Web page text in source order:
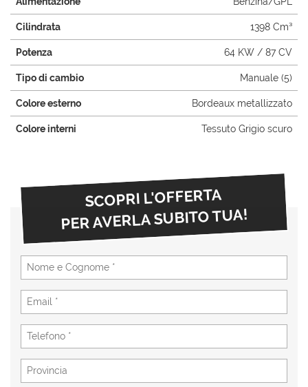
Cilindrata 1398 Cm³
Potenza 64 KW / 87 CV
Tipo di cambio Manuale (5)
Colore esterno Bordeaux metallizzato
Colore interni Tessuto Grigio scuro
SCOPRI L'OFFERTA
PER AVERLA SUBITO TUA!
questi
strumenti
di
tracciamento
si
rimanda
cookie
policy.
le
tue
scelte
in
qualsiasi
momento.
Cookie necessari